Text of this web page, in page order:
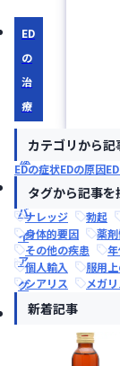
ED
の
治
療
療
バ
イ
ア
グ
ラ
カテゴリから記
EDの症状EDの原因
タグから記事を
ナレッジ 勃起
身体的要因
薬
その他の疾患
個人輸入
服用
シアリス
メガ
新着記事